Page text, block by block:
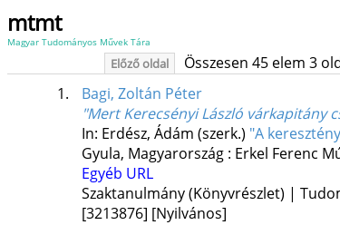
mtmt
Magyar Tudományos Művek Tára
Előző oldal Összesen 45 elem 3
1.
Bagi, Zoltán Péter
"Mert Kerecsényi László várkapitány
In: Erdész, Ádám (szerk.) "A
Gyula, Magyarország : Erkel Ferenc
Egyéb URL
Szaktanulmány (Könyvrészlet) |
[3213876] [Nyilvános]